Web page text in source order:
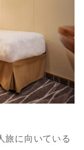
旅に向いている